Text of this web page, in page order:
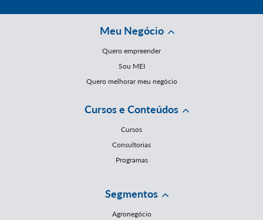
Meu Negócio
Quero empreender
Sou MEI
Quero melhorar meu negócio
Cursos e Conteúdos
Cursos
Consultorias
Programas
Segmentos
Agronegócio